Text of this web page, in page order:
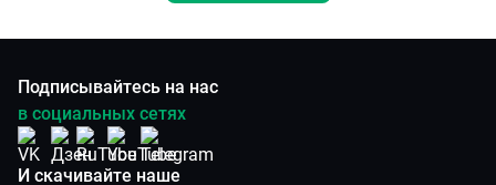
Подписывайтесь на нас
в социальных сетях
И скачивайте наше